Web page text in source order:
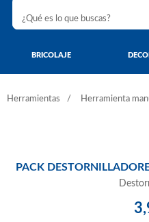
BRICOLAJE
Herramientas Herramienta
PACK